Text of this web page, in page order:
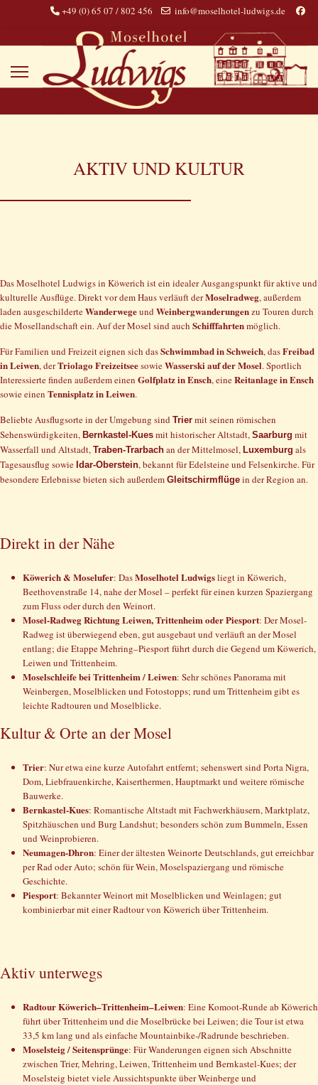
+49 (0) 65 07 / 802 456 info@moselhotel-ludwigs.de
AKTIV UND KULTUR
Das Moselhotel Ludwigs in Köwerich ist ein idealer Ausgangspunkt für aktive und
kulturelle Ausflüge. Direkt vor dem Haus verläuft derMoselradweg, außerdem
laden ausgeschilderteWanderwegeundWeinbergwanderungenzu Touren durch
die Mosellandschaft ein. Auf der Mosel sind auch Schifffahrtenmöglich.
Für Familien und Freizeit eignen sich dasSchwimmbad in Schweich, dasFreibad
in Leiwen, derTriolago FreizeitseesowieWasserski auf der Mosel. Sportlich
Interessierte finden außerdem einen Golfplatz in Ensch, eineReitanlage in Ensch
sowie einen Tennisplatz in Leiwen.
Beliebte Ausflugsorte in der Umgebung sind Trier mit seinen römischen
Sehenswürdigkeiten, Bernkastel-Kues mit historischer Altstadt, Saarburg mit
Wasserfall und Altstadt, Traben-Trarbach an der Mittelmosel, Luxemburg als
Tagesausflug sowie Idar-Oberstein, bekannt für Edelsteine und Felsenkirche. Für
besondere Erlebnisse bieten sich außerdem Gleitschirmflüge in der Region an.
Direkt in der Nähe
Köwerich & Moselufer: DasMoselhotel Ludwigsliegt in Köwerich,
Beethovenstraße 14, nahe der Mosel – perfekt für einen kurzen Spaziergang
zum Fluss oder durch den Weinort.
Mosel-Radweg Richtung Leiwen, Trittenheim oder Piesport: Der Mosel-
Radweg ist überwiegend eben, gut ausgebaut und verläuft an der Mosel
entlang; die Etappe Mehring–Piesport führt durch die Gegend um Köwerich,
Leiwen und Trittenheim.
Moselschleife bei Trittenheim / Leiwen: Sehr schönes Panorama mit
Weinbergen, Moselblicken und Fotostopps; rund um Trittenheim gibt es
leichte Radtouren und Moselblicke.
Kultur & Orte an der Mosel
Trier: Nur etwa eine kurze Autofahrt entfernt; sehenswert sind Porta Nigra,
Dom, Liebfrauenkirche, Kaiserthermen, Hauptmarkt und weitere römische
Bauwerke.
Bernkastel-Kues: Romantische Altstadt mit Fachwerkhäusern, Marktplatz,
Spitzhäuschen und Burg Landshut; besonders schön zum Bummeln, Essen
und Weinprobieren.
Neumagen-Dhron: Einer der ältesten Weinorte Deutschlands, gut erreichbar
per Rad oder Auto; schön für Wein, Moselspaziergang und römische
Geschichte.
Piesport: Bekannter Weinort mit Moselblicken und Weinlagen; gut
kombinierbar mit einer Radtour von Köwerich über Trittenheim.
Aktiv unterwegs
Radtour Köwerich–Trittenheim–Leiwen: Eine Komoot-Runde ab Köwerich
führt über Trittenheim und die Moselbrücke bei Leiwen; die Tour ist etwa
33,5 km lang und als einfache Mountainbike-/Radrunde beschrieben.
Moselsteig / Seitensprünge: Für Wanderungen eignen sich Abschnitte
zwischen Trier, Mehring, Leiwen, Trittenheim und Bernkastel-Kues; der
Moselsteig bietet viele Aussichtspunkte über Weinberge und